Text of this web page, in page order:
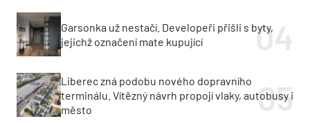
Garsonka už nestačí. Developeři přišli s byty,
jejichž označení mate kupující
Liberec zná podobu nového dopravního
terminálu. Vítězný návrh propojí vlaky, autobusy i
město